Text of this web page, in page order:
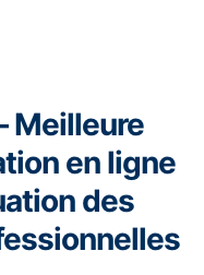
Meilleure
en ligne
des